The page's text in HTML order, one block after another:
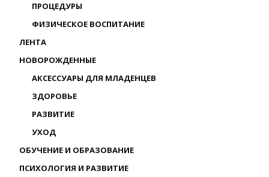
ПРОЦЕДУРЫ
ФИЗИЧЕСКОЕ ВОСПИТАНИЕ
ЛЕНТА
НОВОРОЖДЕННЫЕ
АКСЕССУАРЫ ДЛЯ МЛАДЕНЦЕВ
ЗДОРОВЬЕ
РАЗВИТИЕ
УХОД
ОБУЧЕНИЕ И ОБРАЗОВАНИЕ
ПСИХОЛОГИЯ И РАЗВИТИЕ